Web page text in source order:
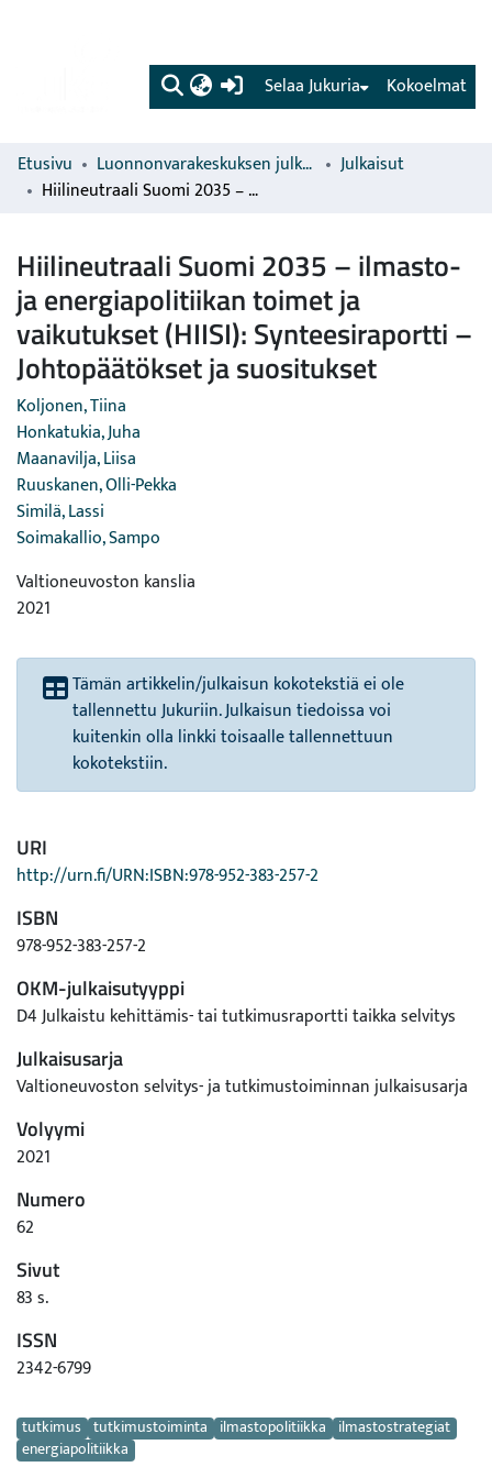
(current) Kokoelmat
Selaa Jukuria
Etusivu Luonnonvarakeskuksen julkaisut
Julkaisut
Hiilineutraali Suomi 2035 – ilmasto- ja energiapolitiikan toimet ja vaikutukset (HIISI): Synteesiraportti – Johtopäätökset ja suositukset
Hiilineutraali Suomi 2035 – ilmasto-
ja energiapolitiikan toimet ja
vaikutukset (HIISI): Synteesiraportti –
Johtopäätökset ja suositukset
Koljonen, Tiina
Honkatukia, Juha
Maanavilja, Liisa
Ruuskanen, Olli-Pekka
Similä, Lassi
Soimakallio, Sampo
Valtioneuvoston kanslia
2021
Tämän artikkelin/julkaisun kokotekstiä ei ole
tallennettu Jukuriin. Julkaisun tiedoissa voi
kuitenkin olla linkki toisaalle tallennettuun
kokotekstiin.
URI
http://urn.fi/URN:ISBN:978-952-383-257-2
ISBN
978-952-383-257-2
OKM-julkaisutyyppi
D4 Julkaistu kehittämis- tai tutkimusraportti taikka selvitys
Julkaisusarja
Valtioneuvoston selvitys- ja tutkimustoiminnan julkaisusarja
Volyymi
2021
Numero
62
Sivut
83 s.
ISSN
2342-6799
Avainsanat
tutkimus tutkimustoiminta ilmastopolitiikka ilmastostrategiat
energiapolitiikka